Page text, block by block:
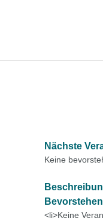
Nächste
Keine
<li>Keine